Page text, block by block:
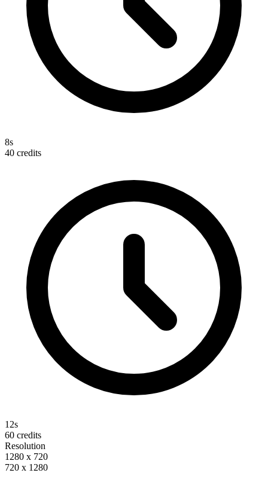
8s
40 credits
12s
60 credits
Resolution
1280 x 720
720 x 1280